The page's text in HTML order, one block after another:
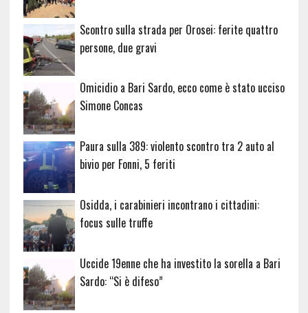
Scontro sulla strada per Orosei: ferite quattro
persone, due gravi
Omicidio a Bari Sardo, ecco come è stato ucciso
Simone Concas
Paura sulla 389: violento scontro tra 2 auto al
bivio per Fonni, 5 feriti
Osidda, i carabinieri incontrano i cittadini:
focus sulle truffe
Uccide 19enne che ha investito la sorella a Bari
Sardo: “Si è difeso”